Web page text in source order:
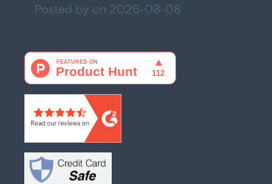
Posted by on 2026-08-08